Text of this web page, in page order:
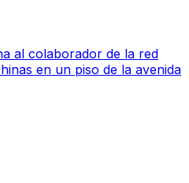
al colaborador de la red
en un piso de la avenida